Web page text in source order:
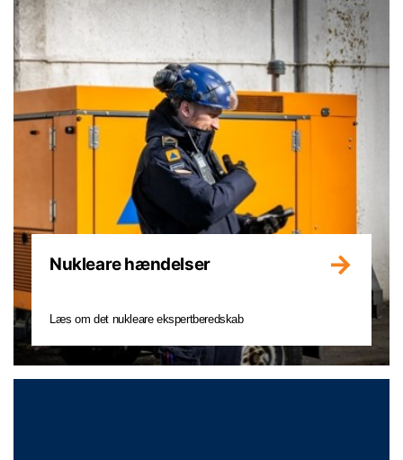
Nukleare hændelser
Læs om det nukleare ekspertberedskab